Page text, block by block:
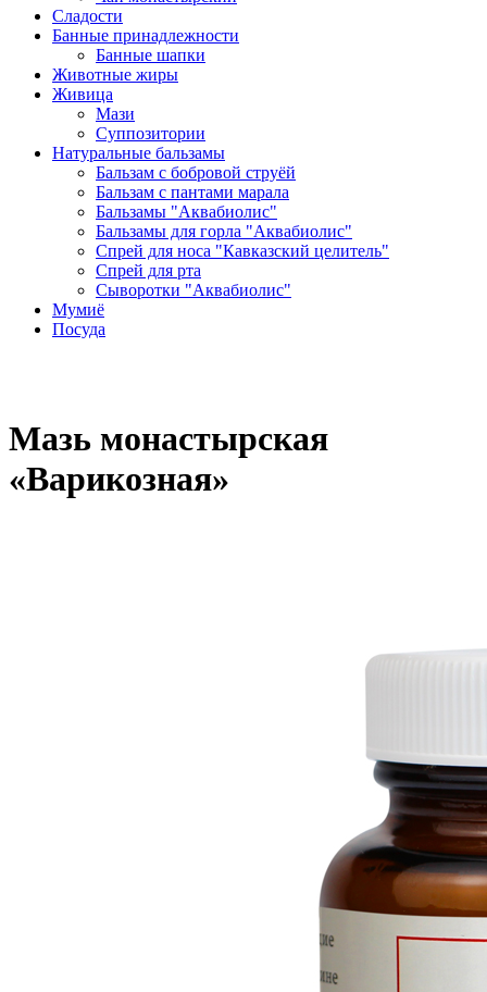
Сладости
Банные принадлежности
Банные шапки
Животные жиры
Живица
Мази
Суппозитории
Натуральные бальзамы
Бальзам с бобровой струёй
Бальзам с пантами марала
Бальзамы "Аквабиолис"
Бальзамы для горла "Аквабиолис"
Спрей для носа "Кавказский целитель"
Спрей для рта
Сыворотки "Аквабиолис"
Мумиё
Посуда
Мазь монастырская
«Варикозная»